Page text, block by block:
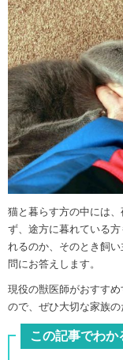
猫と暮らす方の中には
ず、途方に暮れている
れるのか、そのとき飼
問にお答えします。
現役の獣医師がおすす
ので、ぜひ大切な家族の
この記事でわか